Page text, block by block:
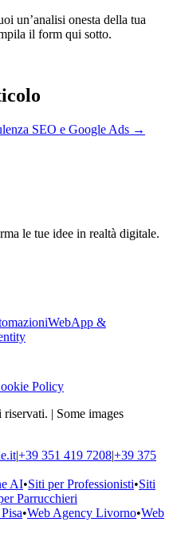
un’analisi onesta della tua
il form qui sotto.
SEO e Google Ads →
le tue idee in realtà digitale.
WebApp &
Policy
| Some images
|+39 351 419 7208|+39 375
AI•Siti per Professionisti•Siti
Parrucchieri
•Web Agency Livorno•Web